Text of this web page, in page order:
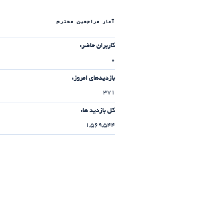
آمار مراجعین محترم
کاربران حاضر:
0
بازدیدهای امروز:
371
کل بازدید ها:
1,569,544